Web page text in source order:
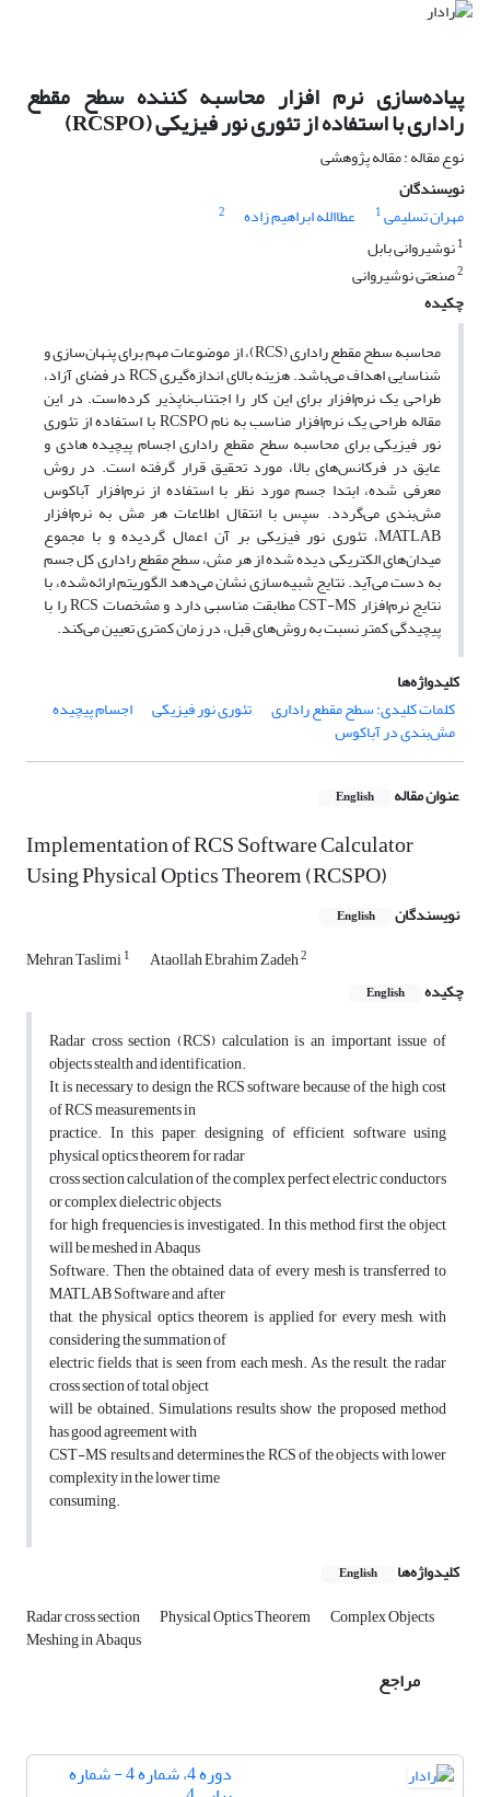
پیاده‌سازی نرم افزار محاسبه کننده سطح مقطع
راداری با استفاده از تئوری نور فیزیکی (RCSPO)
نوع مقاله : مقاله پژوهشی
نویسندگان
مهران تسلیمی1 عطاالله ابراهیم زاده
2
1نوشیروانی بابل
2صنعتی نوشیروانی
چکیده
محاسبه سطح مقطع راداری (RCS)، از موضوعات مهم برای پنهان‌سازی و
شناسایی اهداف می‌باشد. هزینه بالای اندازه‌گیری RCS در فضای آزاد،
طراحی یک نرم‌افزار برای این کار را اجتناب‌ناپذیر کرده‌است. در این
مقاله طراحی یک نرم‌افزار مناسب به نام RCSPO با استفاده از تئوری
نور فیزیکی برای محاسبه سطح مقطع راداری اجسام پیچیده هادی و
عایق در فرکانس‌های بالا، مورد تحقیق قرار گرفته ‌است. در روش
معرفی شده، ابتدا جسم مورد نظر با استفاده از نرم‌افزار آباکوس
مش‌بندی می‌گردد. سپس با انتقال اطلاعات هر مش به نرم‌افزار
MATLAB، تئوری نور فیزیکی بر آن اعمال گردیده و با مجموع
میدان‌های الکتریکی دیده شده از هر مش، سطح مقطع راداری کل جسم
به دست می‌آید. نتایج شبیه‌سازی نشان می‌دهد الگوریتم ارائه‌شده، با
نتایج نرم‌افزار CST-MS مطابقت مناسبی دارد و مشخصات RCS را با
پیچیدگی کمتر نسبت به روش‌های قبل، در زمان کمتری تعیین می‌کند.
کلیدواژه‌ها
کلمات کلیدی: سطح مقطع راداری
تئوری نور فیزیکی اجسام پیچیده
مش‌بندی در آباکوس
عنوان مقاله English
Implementation of RCS Software Calculator
Using Physical Optics Theorem (RCSPO)
نویسندگان English
Mehran Taslimi1 Ataollah Ebrahim Zadeh2
چکیده English
Radar cross section (RCS) calculation is an important issue of
objects stealth and identification.
It is necessary to design the RCS software because of the high cost
of RCS measurements in
practice. In this paper, designing of efficient software using
physical optics theorem for radar
cross section calculation of the complex perfect electric conductors
or complex dielectric objects
for high frequencies is investigated. In this method, first the object
will be meshed in Abaqus
Software. Then the obtained data of every mesh is transferred to
MATLAB Software and, after
that, the physical optics theorem is applied for every mesh, with
considering the summation of
electric fields that is seen from each mesh. As the result, the radar
cross section of total object
will be obtained. Simulations results show the proposed method
has good agreement with
CST-MS results and determines the RCS of the objects with lower
complexity in the lower time
consuming.
کلیدواژه‌ها English
Radar cross section Physical Optics Theorem Complex Objects
Meshing in Abaqus
مراجع
دوره 4، شماره 4 - شماره